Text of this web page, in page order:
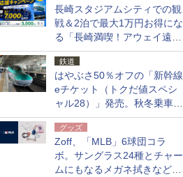
長崎スタジアムシティでの観
戦＆2泊で最大1万円お得にな
る「長崎満喫！アウェイ遠征
応援キャンペーン」
鉄道
はやぶさ50％オフの「新幹線
eチケット（トクだ値スペシ
ャル28）」発売。秋冬乗車
分、えきねっと限定
グッズ
Zoff、「MLB」6球団コラ
ボ。サングラス24種とチャー
ムにもなるメガネ拭きなど雑